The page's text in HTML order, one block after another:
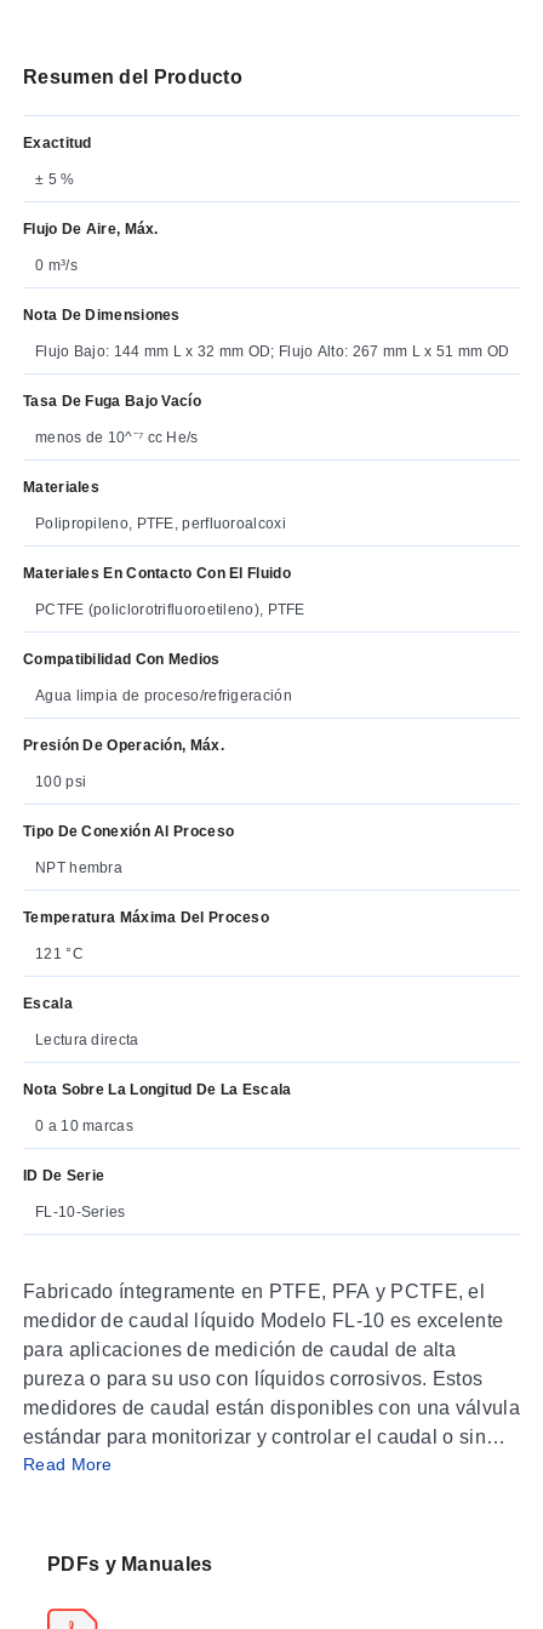
Resumen del Producto
Exactitud
± 5 %
Flujo De Aire, Máx.
0 m³/s
Nota De Dimensiones
Flujo Bajo: 144 mm L x 32 mm OD; Flujo Alto: 267 mm L x 51 mm OD
Tasa De Fuga Bajo Vacío
menos de 10^⁻⁷ cc He/s
Materiales
Polipropileno, PTFE, perfluoroalcoxi
Materiales En Contacto Con El Fluido
PCTFE (policlorotrifluoroetileno), PTFE
Compatibilidad Con Medios
Agua limpia de proceso/refrigeración
Presión De Operación, Máx.
100 psi
Tipo De Conexión Al Proceso
NPT hembra
Temperatura Máxima Del Proceso
121 °C
Escala
Lectura directa
Nota Sobre La Longitud De La Escala
0 a 10 marcas
ID De Serie
FL-10-Series
Fabricado íntegramente en PTFE, PFA y PCTFE, el
medidor de caudal líquido Modelo FL-10 es excelente
para aplicaciones de medición de caudal de alta
pureza o para su uso con líquidos corrosivos. Estos
medidores de caudal están disponibles con una válvula
estándar para monitorizar y controlar el caudal o sin
válvula para solo monitorizar el caudal. Los medidores
con una clasificación de integridad de fugas de 1 x 10
Read More
PDFs y Manuales